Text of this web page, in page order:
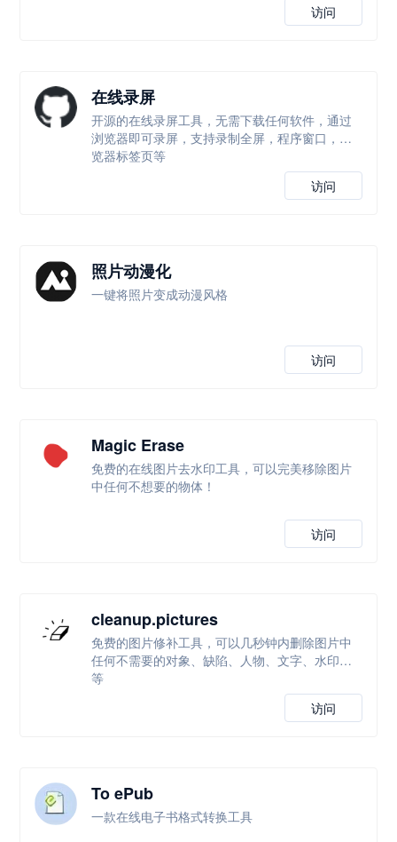
访问
在线录屏
开源的在线录屏工具，无需下载任何软件，通过
浏览器即可录屏，支持录制全屏，程序窗口，浏
览器标签页等
访问
照片动漫化
一键将照片变成动漫风格
访问
Magic Erase
免费的在线图片去水印工具，可以完美移除图片
中任何不想要的物体！
访问
cleanup.pictures
免费的图片修补工具，可以几秒钟内删除图片中
任何不需要的对象、缺陷、人物、文字、水印等
等
访问
To ePub
一款在线电子书格式转换工具